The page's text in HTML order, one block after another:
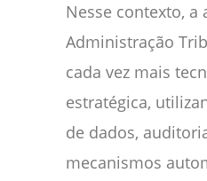
Nesse contexto, a
Administração
cada vez mais
estratégica,
de dados,
mecanismos